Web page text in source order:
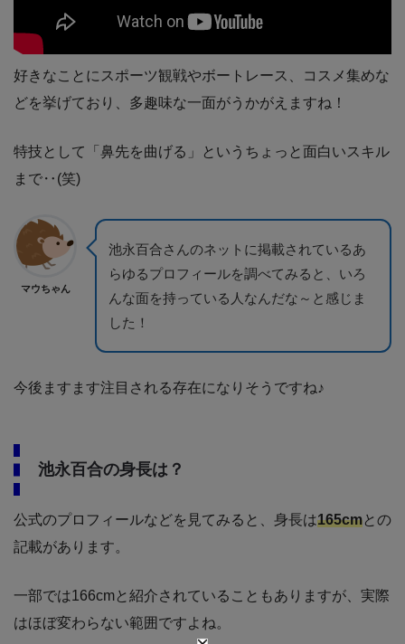
好きなことにスポーツ観戦やボートレース、コスメ集めな
どを挙げており、多趣味な一面がうかがえますね！
特技として「鼻先を曲げる」というちょっと面白いスキル
まで‥(笑)
マウちゃん
池永百合さんのネットに掲載されているあ
らゆるプロフィールを調べてみると、いろ
んな面を持っている人なんだな～と感じま
した！
今後ますます注目される存在になりそうですね♪
池永百合の身長は？
公式のプロフィールなどを見てみると、身長は165cmとの
記載があります。
一部では166cmと紹介されていることもありますが、実際
はほぼ変わらない範囲ですよね。